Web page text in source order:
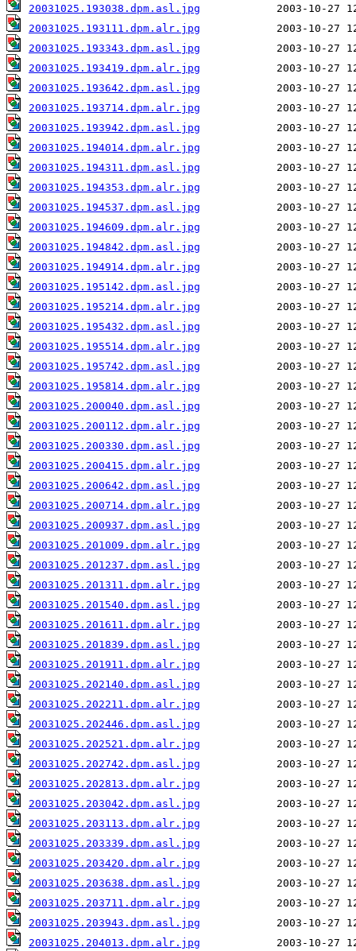
20031025.193038.dpm.asl.jpg
20031025.193111.dpm.alr.jpg
20031025.193343.dpm.asl.jpg
20031025.193419.dpm.alr.jpg
20031025.193642.dpm.asl.jpg
20031025.193714.dpm.alr.jpg
20031025.193942.dpm.asl.jpg
20031025.194014.dpm.alr.jpg
20031025.194311.dpm.asl.jpg
20031025.194353.dpm.alr.jpg
20031025.194537.dpm.asl.jpg
20031025.194609.dpm.alr.jpg
20031025.194842.dpm.asl.jpg
20031025.194914.dpm.alr.jpg
20031025.195142.dpm.asl.jpg
20031025.195214.dpm.alr.jpg
20031025.195432.dpm.asl.jpg
20031025.195514.dpm.alr.jpg
20031025.195742.dpm.asl.jpg
20031025.195814.dpm.alr.jpg
20031025.200040.dpm.asl.jpg
20031025.200112.dpm.alr.jpg
20031025.200330.dpm.asl.jpg
20031025.200415.dpm.alr.jpg
20031025.200642.dpm.asl.jpg
20031025.200714.dpm.alr.jpg
20031025.200937.dpm.asl.jpg
20031025.201009.dpm.alr.jpg
20031025.201237.dpm.asl.jpg
20031025.201311.dpm.alr.jpg
20031025.201540.dpm.asl.jpg
20031025.201611.dpm.alr.jpg
20031025.201839.dpm.asl.jpg
20031025.201911.dpm.alr.jpg
20031025.202140.dpm.asl.jpg
20031025.202211.dpm.alr.jpg
20031025.202446.dpm.asl.jpg
20031025.202521.dpm.alr.jpg
20031025.202742.dpm.asl.jpg
20031025.202813.dpm.alr.jpg
20031025.203042.dpm.asl.jpg
20031025.203113.dpm.alr.jpg
20031025.203339.dpm.asl.jpg
20031025.203420.dpm.alr.jpg
20031025.203638.dpm.asl.jpg
20031025.203711.dpm.alr.jpg
20031025.203943.dpm.asl.jpg
20031025.204013.dpm.alr.jpg